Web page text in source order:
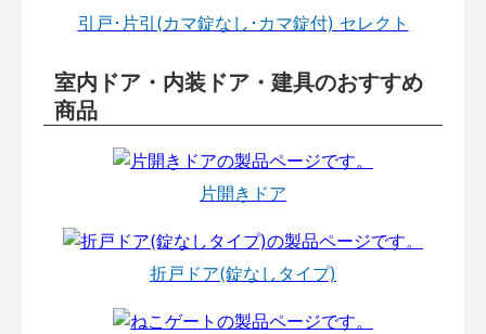
引戸･片引(カマ錠なし･カマ錠付) セレクト
室内ドア・内装ドア・建具のおすすめ
商品
片開きドア
折戸ドア(錠なしタイプ)